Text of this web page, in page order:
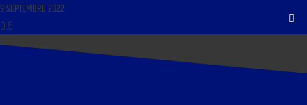
9 SEPTEMBRE 2022